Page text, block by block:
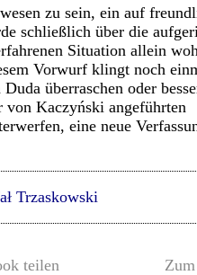
zu sein, ein auf
schließlich über die
Situation allein
Vorwurf klingt noch
überraschen oder
von Kaczyński angeführten
eine neue
Trzaskowski
teilen